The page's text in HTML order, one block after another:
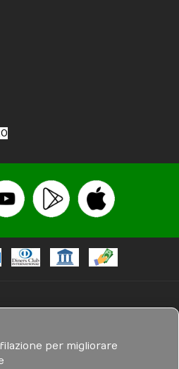
per migliorare
tra quelli previsti
natura esclusivamente